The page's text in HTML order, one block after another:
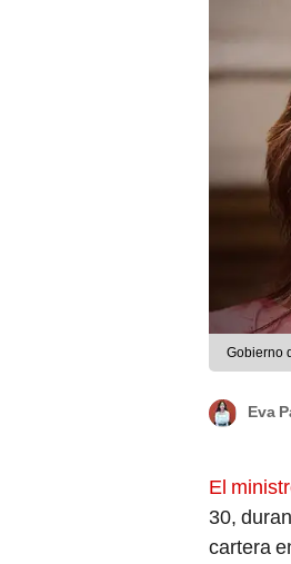
Gobierno
Eva
El
30,
cartera